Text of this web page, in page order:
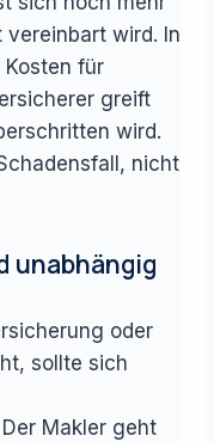
wird. In
Kosten für
greift
wird.
nicht
unabhängig
oder
sollte sich
Makler geht